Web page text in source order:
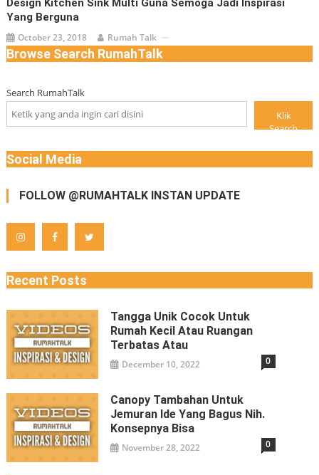
Design Kitchen Sink Multi Guna Semoga Jadi Inspirasi
Yang Berguna
October 23, 2018 Rumah Talk
Browse Search RumahTalk
Search RumahTalk
Klik
Search
Social Media
FOLLOW @RUMAHTALK INSTAN UPDATE
Recent Posts
Tangga Unik Cocok Untuk
Rumah Kecil Atau Ruangan
Terbatas Atau
December 10, 2022 0
Canopy Tambahan Untuk
Jemuran Ide Yang Bagus Nih.
Konsepnya Bisa
November 28, 2022 0